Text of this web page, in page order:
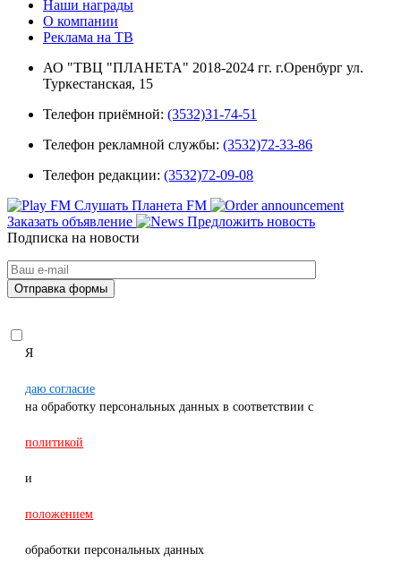
Наши награды
О компании
Реклама на ТВ
АО "ТВЦ "ПЛАНЕТА" 2018-2024 гг. г.Оренбург ул.
Туркестанская, 15
Телефон приёмной: (3532)31-74-51
Телефон рекламной службы: (3532)72-33-86
Телефон редакции: (3532)72-09-08
Слушать Планета FM
Заказать объявление
Предложить новость
Подписка на новости
Я
даю согласие
на обработку персональных данных в соответствии с
политикой
и
положением
обработки персональных данных